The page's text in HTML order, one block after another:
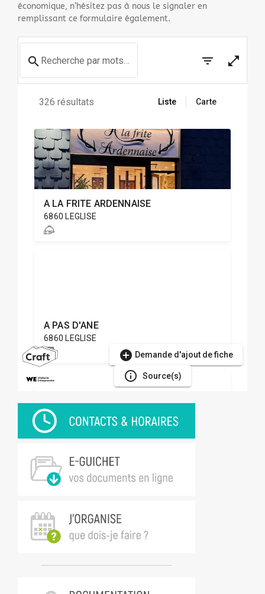
économique, n’hésitez pas à nous le signaler en
remplissant ce formulaire également.